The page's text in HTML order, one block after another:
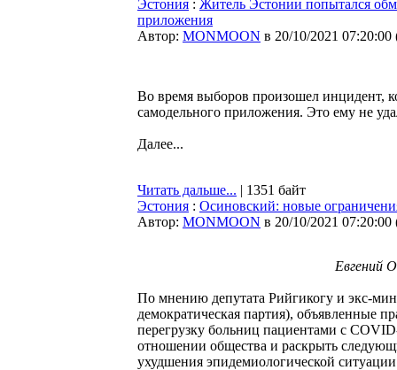
Эстония : Житель Эстонии попытался
приложения
Автор: MONMOON в 20/10/2021 07:20:00
Во время выборов произошел инцидент,
самодельного приложения. Это ему не
Далее...
Читать дальше... | 1351 байт
Эстония : Осиновский: новые
Автор: MONMOON в 20/10/2021 07:20:00
Евгений
По мнению депутата Рийгикогу и экс-
демократическая партия), объявленные
перегрузку больниц пациентами с
отношении общества и раскрыть
ухудшения эпидемиологической